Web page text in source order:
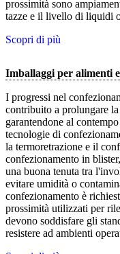
prossimità sono
tazze e il livello di liquidi
Scopri di più
Imballaggi per alimenti
I progressi nel
contribuito a prolungare
garantendone al
tecnologie di
la termoretrazione e il
confezionamento in
una buona tenuta tra
evitare umidità o
confezionamento è
prossimità utilizzati per
devono soddisfare gli
resistere ad ambienti